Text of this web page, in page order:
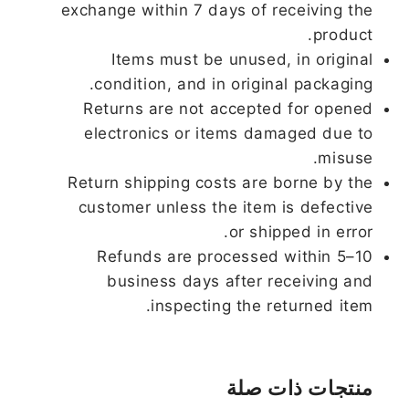
exchange within 7 days of receiving the
product.
Items must be unused, in original
condition, and in original packaging.
Returns are not accepted for opened
electronics or items damaged due to
misuse.
Return shipping costs are borne by the
customer unless the item is defective
or shipped in error.
Refunds are processed within 5–10
business days after receiving and
inspecting the returned item.
منتجات ذات صلة